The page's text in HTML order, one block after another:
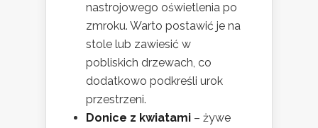
nastrojowego oświetlenia po
zmroku. Warto postawić je na
stole lub zawiesić w
pobliskich drzewach, co
dodatkowo podkreśli urok
przestrzeni.
Donice z kwiatami – żywe